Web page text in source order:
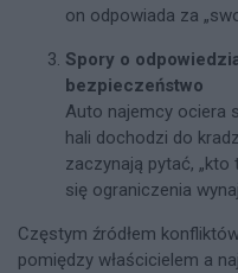
on odpowiada za
Spory o
bezpieczeństwo
Auto najemcy ociera
hali dochodzi do
zaczynają pytać, „kto
się ograniczenia
Częstym źródłem
pomiędzy właścicielem a